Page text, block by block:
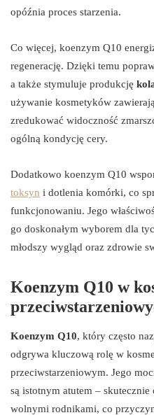
opóźnia proces starzenia.
Co więcej, koenzym Q10
regenerację. Dzięki temu
a także stymuluje produkcję
używanie kosmetyków
zredukować widoczność
ogólną kondycję cery.
Dodatkowo koenzym Q10
toksyn i dotlenia komórki, co
funkcjonowaniu. Jego
go doskonałym wyborem dla
młodszy wygląd oraz zdrowie
Koenzym Q10 w
Koenzym Q10, który często
odgrywa kluczową rolę w
przeciwstarzeniowym. Jego
są istotnym atutem –
wolnymi rodnikami, co